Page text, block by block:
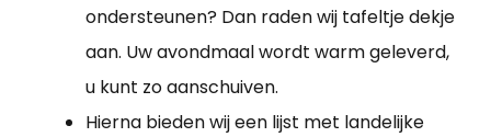
ondersteunen? Dan raden wij tafeltje dekje
aan. Uw avondmaal wordt warm geleverd,
u kunt zo aanschuiven.
Hierna bieden wij een lijst met landelijke